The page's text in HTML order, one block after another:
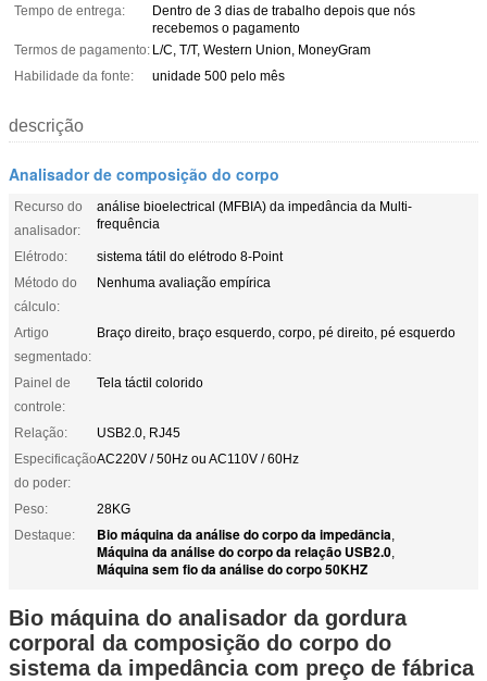
Tempo de entrega:
Dentro de 3 dias de trabalho depois que nós
recebemos o pagamento
Termos de pagamento: L/C, T/T, Western Union, MoneyGram
Habilidade da fonte:
unidade 500 pelo mês
descrição
Analisador de composição do corpo
Recurso do
analisador:
análise bioelectrical (MFBIA) da impedância da Multi-
frequência
Elétrodo:
sistema tátil do elétrodo 8-Point
Método do
cálculo:
Nenhuma avaliação empírica
Artigo
segmentado:
Braço direito, braço esquerdo, corpo, pé direito, pé esquerdo
Painel de
controle:
Tela táctil colorido
Relação:
USB2.0, RJ45
Especificação
do poder:
AC220V / 50Hz ou AC110V / 60Hz
Peso:
28KG
Destaque:
Bio máquina da análise do corpo da impedância,
Máquina da análise do corpo da relação USB2.0,
Máquina sem fio da análise do corpo 50KHZ
Bio máquina do analisador da gordura
corporal da composição do corpo do
sistema da impedância com preço de fábrica